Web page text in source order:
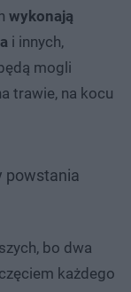
wykonają
i innych,
mogli
trawie, na kocu
powstania
bo dwa
każdego